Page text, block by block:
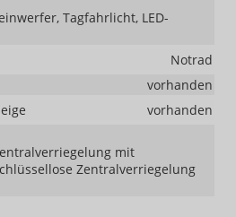
Tagfahrlicht, LED-
Notrad
vorhanden
vorhanden
mit
Zentralverriegelung